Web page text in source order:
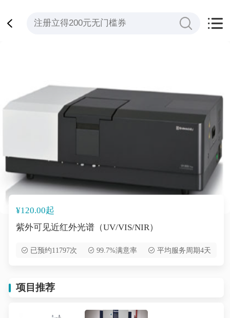
¥120.00起
紫外可见近红外光谱（UV/VIS/NIR）
已预约11797次 99.7%满意率 平均服务周期4天
项目推荐